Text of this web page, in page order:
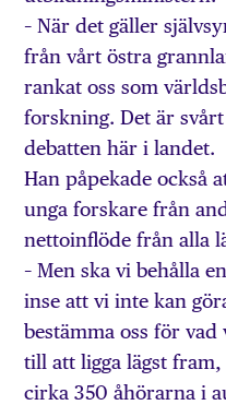
– När det gäller
från vårt östra
rankat oss som
forskning. Det är
debatten här i landet.
Han påpekade också
unga forskare från
nettoinflöde från alla
– Men ska vi behålla
inse att vi inte kan
bestämma oss för
till att ligga lägst
cirka 350 åhörarna i